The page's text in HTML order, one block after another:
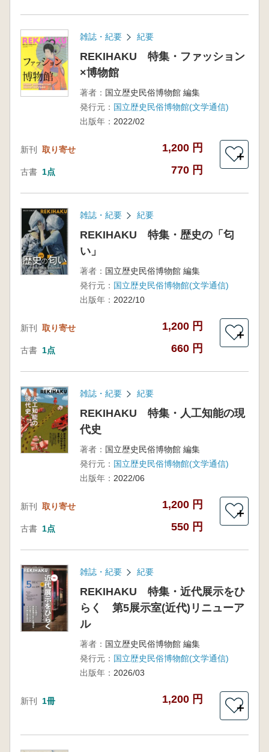
雑誌・紀要 紀要
REKIHAKU 特集・ファッション
×博物館
著者： 国立歴史民俗博物館 編集
発行元： 国立歴史民俗博物館(文学通信)
出版年： 2022/02
新刊 取り寄せ 1,200 円
古書 1点 770 円
＋
雑誌・紀要 紀要
REKIHAKU 特集・歴史の「匂
い」
著者： 国立歴史民俗博物館 編集
発行元： 国立歴史民俗博物館(文学通信)
出版年： 2022/10
新刊 取り寄せ 1,200 円
古書 1点 660 円
＋
雑誌・紀要 紀要
REKIHAKU 特集・人工知能の現
代史
著者： 国立歴史民俗博物館 編集
発行元： 国立歴史民俗博物館(文学通信)
出版年： 2022/06
新刊 取り寄せ 1,200 円
古書 1点 550 円
＋
雑誌・紀要 紀要
REKIHAKU 特集・近代展示をひ
らく 第5展示室(近代)リニューア
ル
著者： 国立歴史民俗博物館 編集
発行元： 国立歴史民俗博物館(文学通信)
出版年： 2026/03
新刊 1冊 1,200 円
＋